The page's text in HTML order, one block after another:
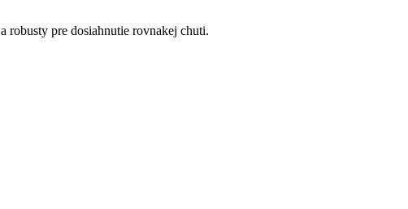
robusty pre dosiahnutie rovnakej chuti.